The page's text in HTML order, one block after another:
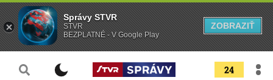
24
Správy STVR
STVR
BEZPLATNÉ - V Google Play
ZOBRAZIŤ